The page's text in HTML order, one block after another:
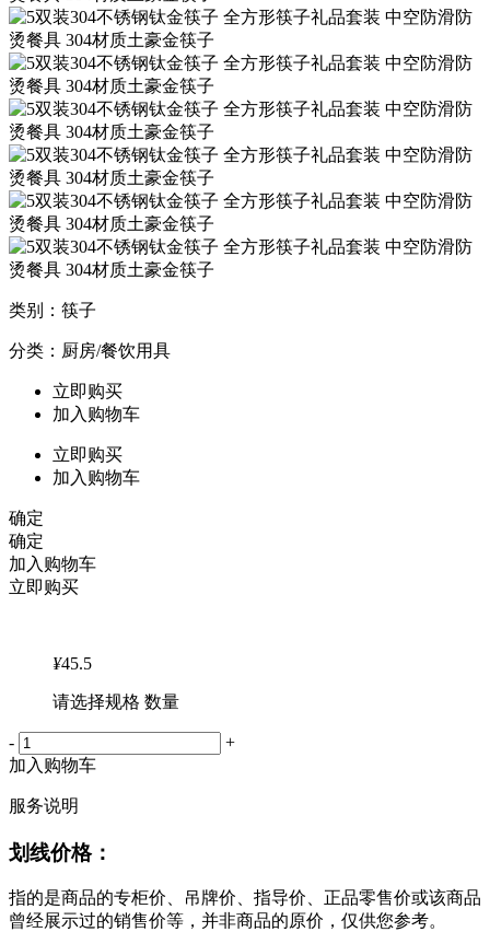
类别：筷子
分类：厨房/餐饮用具
立即购买
加入购物车
立即购买
加入购物车
确定
确定
加入购物车
立即购买
¥45.5
请选择规格 数量
-
+
加入购物车
服务说明
划线价格：
指的是商品的专柜价、吊牌价、指导价、正品零售价或该商品
曾经展示过的销售价等，并非商品的原价，仅供您参考。